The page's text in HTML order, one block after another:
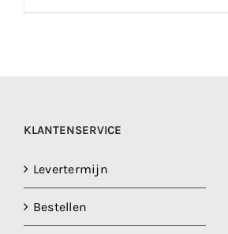
KLANTENSERVICE
Levertermijn
Bestellen